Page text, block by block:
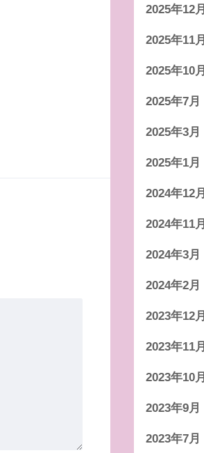
2025年12月
2025年11月
2025年10月
2025年7月
2025年3月
2025年1月
2024年12月
2024年11月
2024年3月
2024年2月
2023年12月
2023年11月
2023年10月
2023年9月
2023年7月